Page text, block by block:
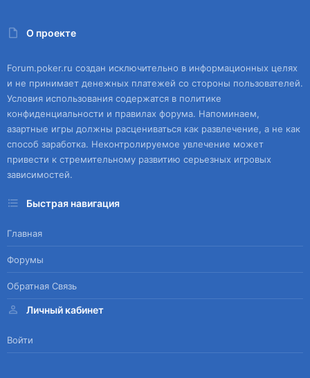
О проекте
Forum.poker.ru создан исключительно в информационных целях
и не принимает денежных платежей со стороны пользователей.
Условия использования содержатся в политике
конфиденциальности и правилах форума. Напоминаем,
азартные игры должны расцениваться как развлечение, а не как
способ заработка. Неконтролируемое увлечение может
привести к стремительному развитию серьезных игровых
зависимостей.
Быстрая навигация
Главная
Форумы
Обратная Связь
Личный кабинет
Войти